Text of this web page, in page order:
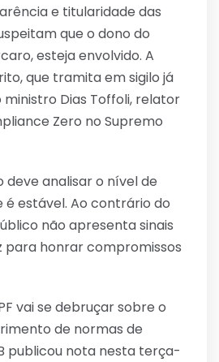
e titularidade das
que o dono do
esteja envolvido. A
que tramita em sigilo já
Dias Toffoli, relator
Zero no Supremo
deve analisar o nível de
é estável. Ao contrário do
não apresenta sinais
para honrar compromissos
vai se debruçar sobre o
de normas de
publicou nota nesta terça-